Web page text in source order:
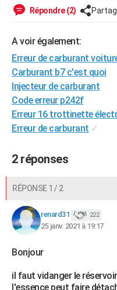
Alimentation
Guide de la santé
Maladies
Médicaments
Sommeil
Destinations
City break
Voyage nature
Voyage de noces
Forum
Climat
+PHOTO
GUIDES D'ACHAT
BONS PLANS
CARTE DE VOEUX
Carte de Noël
Carte Bonne année
Carte Saint-Valentin
Carte Pâques
Carte d'anniversaire
Dictionnaire
Biographies
Citations
Expressions
Proverbes
PROGRAMME TV
COPAINS D'AVANT
S'inscrire
Se connecter
Lycées
Collèges
Primaires
Universités
Entreprises
Service militaire
Avis de recherche
AVIS DE DÉCÈS
FORUM
Bricolage
Lifestyle
Culture
Sport
Auto
Television
Voyage
Cinema
Répondre (2)
A voir également:
Erreur de carburant
Carburant b7 c'est quoi
Injecteur de carburant
Code erreur p242f
Erreur 16 trottinette
Erreur de carburant ✓
2 réponses
RÉPONSE 1 / 2
renard31 222
25 janv. 2021 à 19:17
Bonjour
il faut vidanger le
l'essence peut faire